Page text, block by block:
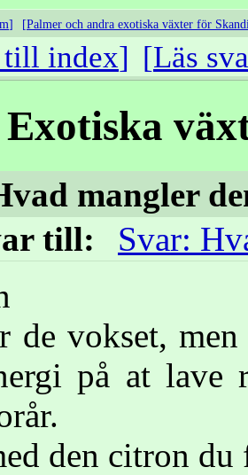
Palmer och andra exotiska växter för
index Läs
Exotiska
mangler
till:
Svar:
de vokset,
på at lave
den citron